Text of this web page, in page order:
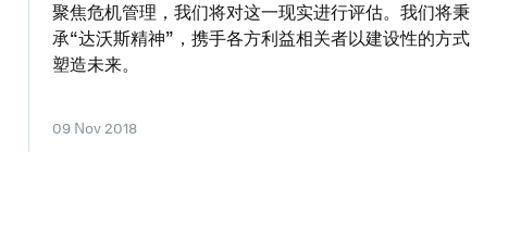
聚焦危机管理，我们将对这一现实进行评估。我们将秉
承“达沃斯精神”，携手各方利益相关者以建设性的方式
塑造未来。
09 Nov 2018